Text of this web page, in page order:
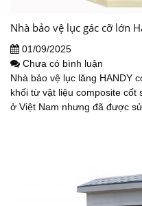
Nhà bảo vệ lục gác cỡ lớn
01/09/2025
Chưa có bình luận
Nhà bảo vệ lục lăng HANDY
khối từ vật liệu composite
ở Việt Nam nhưng đã được